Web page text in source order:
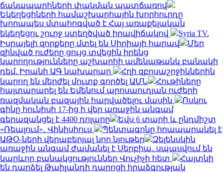
ճանապարհների փակման պատճառով
Եկեղեցիների համաշխարհային խորհուրդը
խորապես մտահոգված է Հայ առաքելական
եկեղեցու շուրջ ստեղծված իրավիճակով
Syria TV.
Իսրայելի զորքերը մտել են Սիրիայի հարավ
Մեր
զինված ուժերը ցույց տվեցին իրենց
կարողությունները աշխարհի ամենաթանկ բանակի
դեմ. Իրանի ԱԳ նախարար
Հղի զբոսաշրջիկներին
կարող են մերժել մուտք գործել ԱՄՆ
Հութիները
հայտարարել են Եմենում պրոսաուդյան ուժերի
ռազմական բազային հարվածելու մասին
Ոսկու
գինը հունիսի 17-ից ի վեր առաջին անգամ
գերազանցել է 4400 դոլարը
Եվս 6 տարի և ընդմիշտ
«Ռեալում»․ Վինիսիուս
Պենտագոնը հրապարակել է
ԱԹՕ-ների վերաբերյալ նոր նյութեր
Զելենսկին
առաջին անգամ ժամանել է Սերբիա․ սպասվում են
կարևոր բանակցություններ Վուչիչի հետ
Հայտնի
են դարձել Թաիլանդի դպրոցի հրաձգության